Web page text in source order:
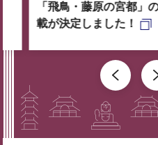
「飛鳥・藤原の宮都」
載が決定しました！